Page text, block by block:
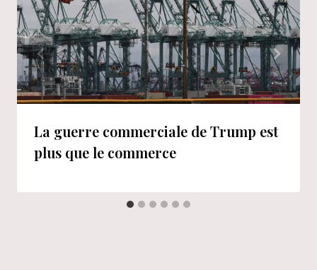
La guerre commerciale de Trump est
plus que le commerce